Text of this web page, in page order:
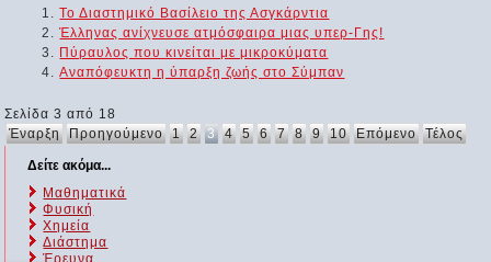
Το Διαστημικό Βασίλειο της Ασγκάρντια
Έλληνας ανίχνευσε ατμόσφαιρα μιας υπερ-Γης!
Πύραυλος που κινείται με μικροκύματα
Αναπόφευκτη η ύπαρξη ζωής στο Σύμπαν
Σελίδα 3 από 18
Έναρξη Προηγούμενο 1 2 3 4 5 6 7 8 9 10 Επόμενο Τέλος
Δείτε ακόμα...
Μαθηματικά
Φυσική
Χημεία
Διάστημα
Έρευνα